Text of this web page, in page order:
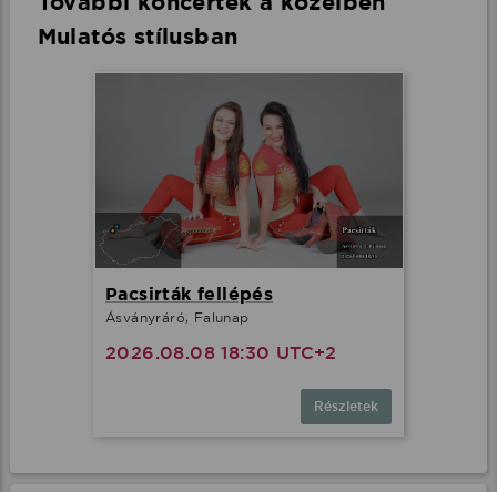
Mulatós stílusban
Pacsirták fellépés
Ásványráró, Falunap
2026.08.08 18:30 UTC+2
Részletek